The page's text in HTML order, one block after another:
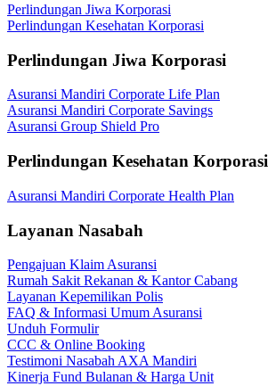
Perlindungan Jiwa Korporasi
Perlindungan Kesehatan Korporasi
Perlindungan Jiwa Korporasi
Asuransi Mandiri Corporate Life Plan
Asuransi Mandiri Corporate Savings
Asuransi Group Shield Pro
Perlindungan Kesehatan Korporasi
Asuransi Mandiri Corporate Health Plan
Layanan Nasabah
Pengajuan Klaim Asuransi
Rumah Sakit Rekanan & Kantor Cabang
Layanan Kepemilikan Polis
FAQ & Informasi Umum Asuransi
Unduh Formulir
CCC & Online Booking
Testimoni Nasabah AXA Mandiri
Kinerja Fund Bulanan & Harga Unit